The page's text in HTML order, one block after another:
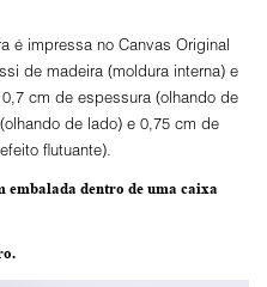
é impressa no Canvas Original
de madeira (moldura interna) e
cm de espessura (olhando de
de lado) e 0,75 cm de
flutuante).
embalada dentro de uma caixa
.